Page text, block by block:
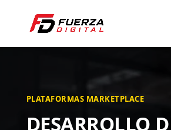
PLATAFORMAS MARKETPLACE
DESARROLLO